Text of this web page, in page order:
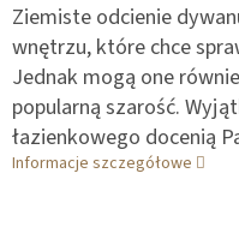
Ziemiste odcienie
wnętrzu, które chce
Jednak mogą one
popularną szarość.
łazienkowego docenią
Informacje szczegółowe